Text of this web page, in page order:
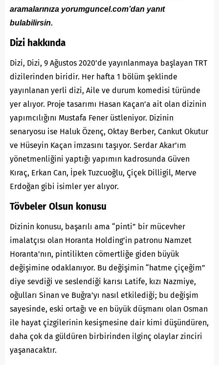
aramalarınıza yorumguncel.com’dan yanıt
bulabilirsin.
Dizi hakkında
Dizi, Dizi, 9 Ağustos 2020’de yayınlanmaya başlayan TRT
dizilerinden biridir. Her hafta 1 bölüm şeklinde
yayınlanan yerli dizi, Aile ve durum komedisi türünde
yer alıyor. Proje tasarımı Hasan Kaçan’a ait olan dizinin
yapımcılığını Mustafa Fener üstleniyor. Dizinin
senaryosu ise Haluk Özenç, Oktay Berber, Cankut Okutur
ve Hüseyin Kaçan imzasını taşıyor. Serdar Akar’ım
yönetmenliğini yaptığı yapımın kadrosunda Güven
Kıraç, Erkan Can, İpek Tuzcuoğlu, Çiçek Dilligil, Merve
Erdoğan gibi isimler yer alıyor.
Tövbeler Olsun konusu
Dizinin konusu, başarılı ama “pinti” bir mücevher
imalatçısı olan Horanta Holding’in patronu Namzet
Horanta’nın, pintilikten cömertliğe giden büyük
değişimine odaklanıyor. Bu değişimin “hatme çiçeğim”
diye sevdiği ve seslendiği karısı Latife, kızı Nazmiye,
oğulları Sinan ve Buğra’yı nasıl etkilediği; bu değişim
sayesinde, eski ortağı ve en büyük düşmanı olan Osman
ile hayat çizgilerinin kesişmesine dair kimi düşündüren,
daha çok da güldüren birbirinden ilginç olaylar zinciri
yaşanacaktır.